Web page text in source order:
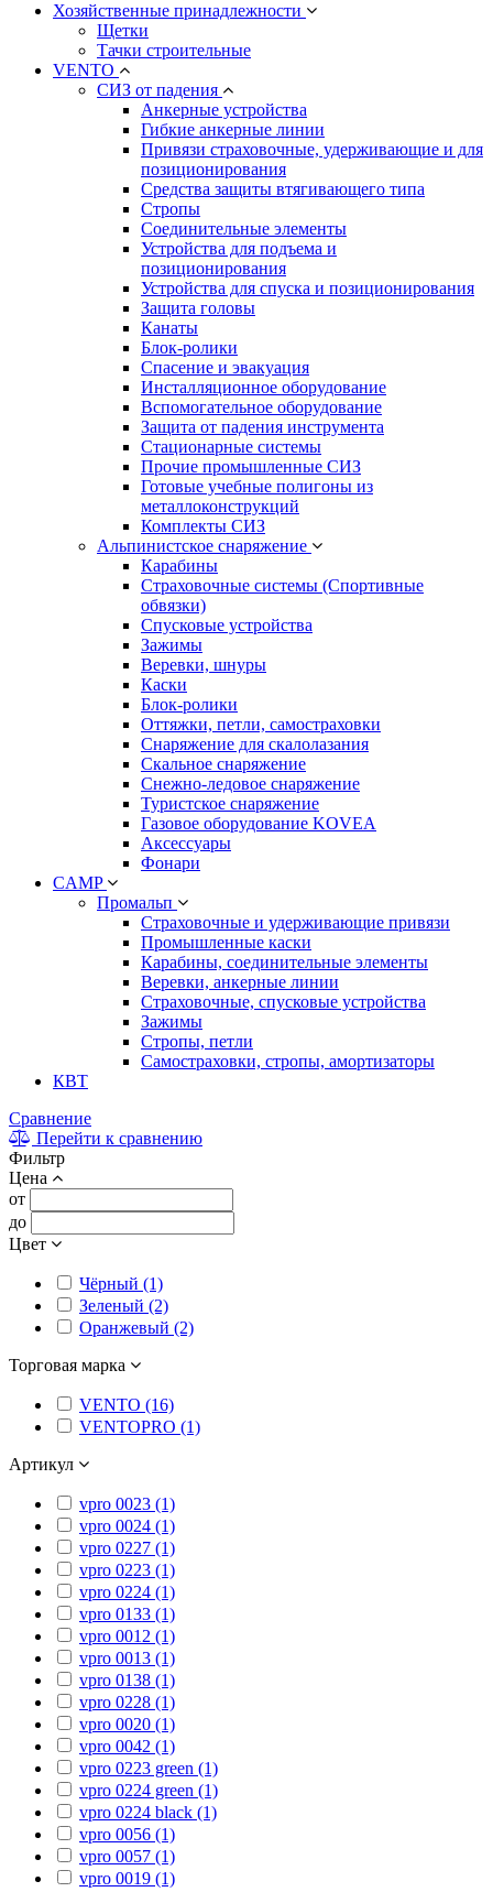
Хозяйственные принадлежности
Щетки
Тачки строительные
VENTO
СИЗ от падения
Анкерные устройства
Гибкие анкерные линии
Привязи страховочные, удерживающие и для
позиционирования
Средства защиты втягивающего типа
Стропы
Соединительные элементы
Устройства для подъема и
позиционирования
Устройства для спуска и позиционирования
Защита головы
Канаты
Блок-ролики
Спасение и эвакуация
Инсталляционное оборудование
Вспомогательное оборудование
Защита от падения инструмента
Стационарные системы
Прочие промышленные СИЗ
Готовые учебные полигоны из
металлоконструкций
Комплекты СИЗ
Альпинистское снаряжение
Карабины
Страховочные системы (Спортивные
обвязки)
Спусковые устройства
Зажимы
Веревки, шнуры
Каски
Блок-ролики
Оттяжки, петли, самостраховки
Снаряжение для скалолазания
Скальное снаряжение
Снежно-ледовое снаряжение
Туристское снаряжение
Газовое оборудование KOVEA
Аксессуары
Фонари
CAMP
Промальп
Страховочные и удерживающие привязи
Промышленные каски
Карабины, соединительные элементы
Веревки, анкерные линии
Страховочные, спусковые устройства
Зажимы
Стропы, петли
Самостраховки, стропы, амортизаторы
КВТ
Сравнение
Перейти к сравнению
Фильтр
Цена
от
до
Цвет
Чёрный (1)
Зеленый (2)
Оранжевый (2)
Торговая марка
VENTO (16)
VENTOPRO (1)
Артикул
vpro 0023 (1)
vpro 0024 (1)
vpro 0227 (1)
vpro 0223 (1)
vpro 0224 (1)
vpro 0133 (1)
vpro 0012 (1)
vpro 0013 (1)
vpro 0138 (1)
vpro 0228 (1)
vpro 0020 (1)
vpro 0042 (1)
vpro 0223 green (1)
vpro 0224 green (1)
vpro 0224 black (1)
vpro 0056 (1)
vpro 0057 (1)
vpro 0019 (1)